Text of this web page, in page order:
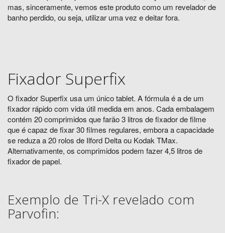
mas, sinceramente, vemos este produto como um revelador de
banho perdido, ou seja, utilizar uma vez e deitar fora.
Fixador Superfix
O fixador Superfix usa um único tablet. A fórmula é a de um
fixador rápido com vida útil medida em anos. Cada embalagem
contém 20 comprimidos que farão 3 litros de fixador de filme
que é capaz de fixar 30 filmes regulares, embora a capacidade
se reduza a 20 rolos de Ilford Delta ou Kodak TMax.
Alternativamente, os comprimidos podem fazer 4,5 litros de
fixador de papel.
Exemplo de Tri-X revelado com
Parvofin: